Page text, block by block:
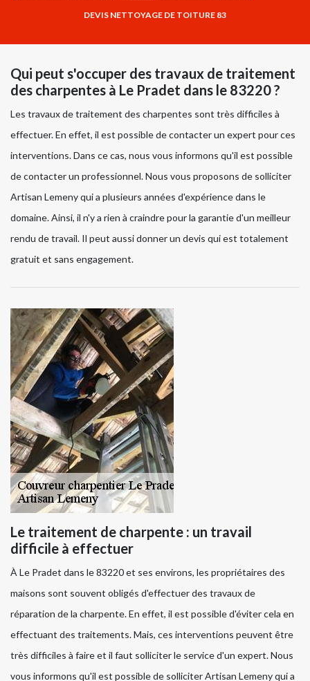
DEVIS NETTOYAGE DE TOITURE 83
Qui peut s'occuper des travaux de traitement
des charpentes à Le Pradet dans le 83220 ?
Les travaux de traitement des charpentes sont très difficiles à
effectuer. En effet, il est possible de contacter un expert pour ces
interventions. Dans ce cas, nous vous informons qu'il est possible
de contacter un professionnel. Nous vous proposons de solliciter
Artisan Lemeny qui a plusieurs années d'expérience dans le
domaine. Ainsi, il n'y a rien à craindre pour la garantie d'un meilleur
rendu de travail. Il peut aussi donner un devis qui est totalement
gratuit et sans engagement.
Le traitement de charpente : un travail
difficile à effectuer
À Le Pradet dans le 83220 et ses environs, les propriétaires des
maisons sont souvent obligés d'effectuer des travaux de
réparation de la charpente. En effet, il est possible d'éviter cela en
effectuant des traitements. Mais, ces interventions peuvent être
très difficiles à faire et il faut solliciter le service d'un expert. Nous
vous informons qu'il est possible de solliciter Artisan Lemeny qui a